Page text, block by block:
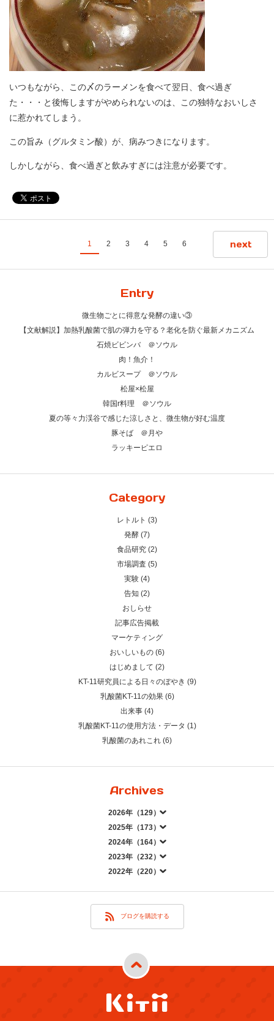
いつもながら、この〆のラーメンを食べて翌日、食べ過ぎ
た・・・と後悔しますがやめられないのは、この独特なおいしさ
に惹かれてしまう。
この旨み（グルタミン酸）が、病みつきになります。
しかしながら、食べ過ぎと飲みすぎには注意が必要です。
1 2 3 4 5 6 next
Entry
微生物ごとに得意な発酵の違い③
【文献解説】加熱乳酸菌で肌の弾力を守る？老化を防ぐ最新メカニズム
石焼ビビンバ ＠ソウル
肉！魚介！
カルビスープ ＠ソウル
松屋×松屋
韓国r料理 ＠ソウル
夏の等々力渓谷で感じた涼しさと、微生物が好む温度
豚そば ＠月や
ラッキーピエロ
Category
レトルト (3)
発酵 (7)
食品研究 (2)
市場調査 (5)
実験 (4)
告知 (2)
おしらせ
記事広告掲載
マーケティング
おいしいもの (6)
はじめまして (2)
KT-11研究員による日々のぼやき (9)
乳酸菌KT-11の効果 (6)
出来事 (4)
乳酸菌KT-11の使用方法・データ (1)
乳酸菌のあれこれ (6)
Archives
2026年（129）
2025年（173）
2024年（164）
2023年（232）
2022年（220）
ブログを購読する